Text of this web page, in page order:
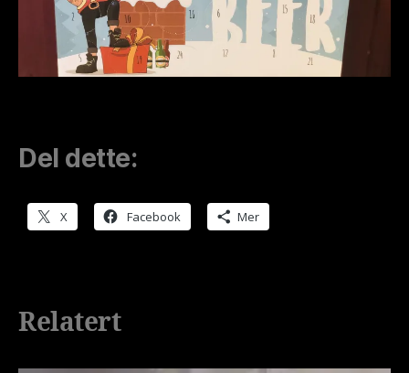
Del dette:
X Facebook Mer
Relatert